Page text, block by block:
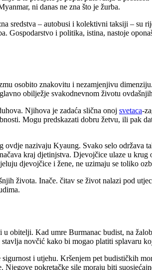
ni danas ne zna što je žurba.
sredstva – autobusi i kolektivni taksiji – su
i politika, istina, nastoje
osobito znakovitu i nezamjenjivu
obilježje svakodnevnom životu
Njihova je zadaća slična onoj svetaca-
Mogu predskazati dobru žetvu, ili pak
nazivaju Kyaung. Svako selo održava
kraj djetinjstva. Djevojčice ulaze u
djevojčice i žene, ne uzimaju se toliko
života. Inače. čitav se život nalazi pod
obitelji. Kad umre Burmanac budist, na
novčić kako bi mogao platiti splavaru
i utjehu. Kršenjem pet budističkih
pokretačke sile moraju biti